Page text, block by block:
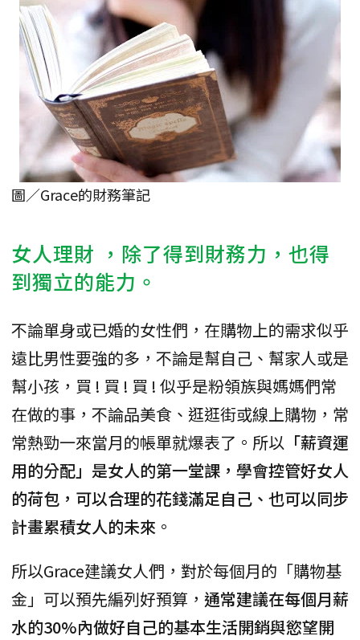
圖／Grace的財務筆記
女人理財 ，除了得到財務力，也得
到獨立的能力。
不論單身或已婚的女性們，在購物上的需求似乎
遠比男性要強的多，不論是幫自己、幫家人或是
幫小孩，買 ! 買 ! 買 ! 似乎是粉領族與媽媽們常
在做的事，不論品美食、逛逛街或線上購物，常
常熱勁一來當月的帳單就爆表了。所以 「薪資運
用的分配」是女人的第一堂課，學會控管好女人
的荷包，可以合理的花錢滿足自己、也可以同步
計畫累積女人的未來 。
所以Grace建議女人們，對於每個月的「購物基
金」可以預先編列好預算， 通常建議在每個月薪
水的30%內做好自己的基本生活開銷與慾望開